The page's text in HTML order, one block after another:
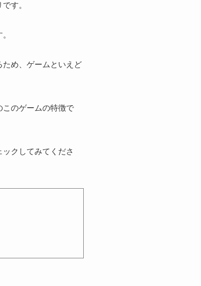
す。
ため、ゲームといえど
このゲームの特徴で
クしてみてくださ